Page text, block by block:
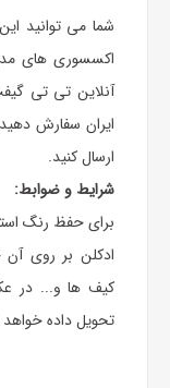
شما می توانید
اکسسوری های
آنلاین تی تی
ایران سفارش
ارسال کنید.
شرایط و ضوابط:
برای حفظ رنگ
ادکلن بر روی
کیف ها و... در
تحویل داده